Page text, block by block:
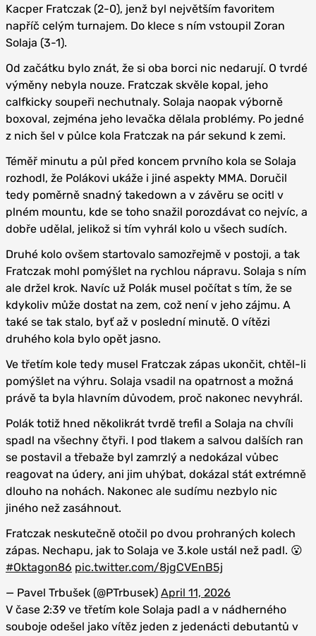
Kacper Fratczak (2-0), jenž byl největším favoritem
napříč celým turnajem. Do klece s ním vstoupil Zoran
Solaja (3-1).
Od začátku bylo znát, že si oba borci nic nedarují. O tvrdé
výměny nebyla nouze. Fratczak skvěle kopal, jeho
calfkicky soupeři nechutnaly. Solaja naopak výborně
boxoval, zejména jeho levačka dělala problémy. Po jedné
z nich šel v půlce kola Fratczak na pár sekund k zemi.
Téměř minutu a půl před koncem prvního kola se Solaja
rozhodl, že Polákovi ukáže i jiné aspekty MMA. Doručil
tedy poměrně snadný takedown a v závěru se ocitl v
plném mountu, kde se toho snažil porozdávat co nejvíc, a
dobře udělal, jelikož si tím vyhrál kolo u všech sudích.
Druhé kolo ovšem startovalo samozřejmě v postoji, a tak
Fratczak mohl pomýšlet na rychlou nápravu. Solaja s ním
ale držel krok. Navíc už Polák musel počítat s tím, že se
kdykoliv může dostat na zem, což není v jeho zájmu. A
také se tak stalo, byť až v poslední minutě. O vítězi
druhého kola bylo opět jasno.
Ve třetím kole tedy musel Fratczak zápas ukončit, chtěl-li
pomýšlet na výhru. Solaja vsadil na opatrnost a možná
právě ta byla hlavním důvodem, proč nakonec nevyhrál.
Polák totiž hned několikrát tvrdě trefil a Solaja na chvíli
spadl na všechny čtyři. I pod tlakem a salvou dalších ran
se postavil a třebaže byl zamrzlý a nedokázal vůbec
reagovat na údery, ani jim uhýbat, dokázal stát extrémně
dlouho na nohách. Nakonec ale sudímu nezbylo nic
jiného než zasáhnout.
Fratczak neskutečně otočil po dvou prohraných kolech
zápas. Nechapu, jak to Solaja ve 3.kole ustál než padl. 😮
#Oktagon86 pic.twitter.com/8jgCVEnB5j
— Pavel Trbušek (@PTrbusek) April 11, 2026
V čase 2:39 ve třetím kole Solaja padl a v nádherného
souboje odešel jako vítěz jeden z jedenácti debutantů v